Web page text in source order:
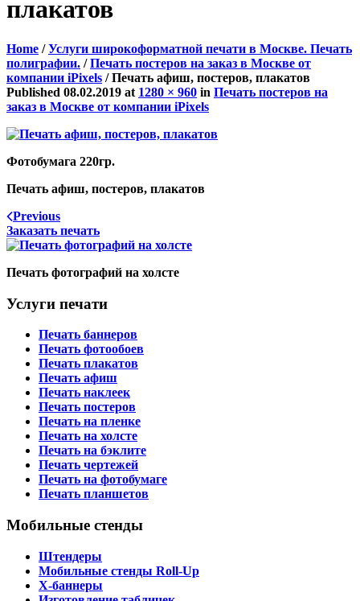
плакатов
Home /Услуги широкоформатной печати в Москве. Печать
полиграфии. /Печать постеров на заказ в Москве от
компании iPixels /Печать афиш, постеров, плакатов
Published 08.02.2019 at 1280 × 960 in Печать постеров на
заказ в Москве от компании iPixels
Фотобумага 220гр.
Печать афиш, постеров, плакатов
Previous
Заказать печать
Печать фотографий на холсте
Услуги печати
Печать баннеров
Печать фотообоев
Печать плакатов
Печать афиш
Печать наклеек
Печать постеров
Печать на пленке
Печать на холсте
Печать на бэклите
Печать чертежей
Печать на фотобумаге
Печать планшетов
Мобильные стенды
Штендеры
Мобильные стенды Roll-Up
X-баннеры